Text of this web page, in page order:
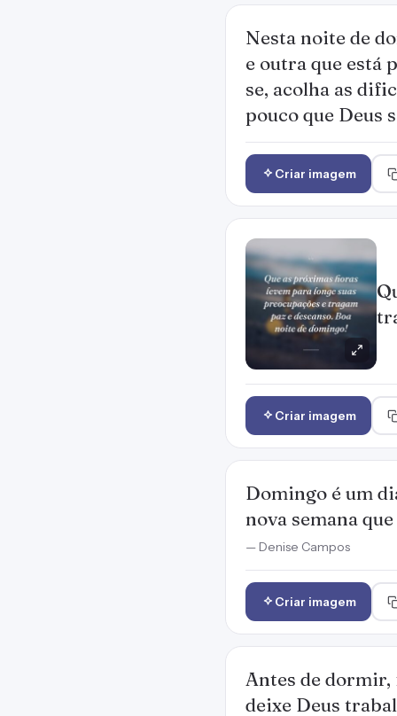
Nesta noite de
e outra que está
se, acolha as
pouco que Deus
Criar imagem
Criar imagem
Domingo é um
nova semana
— Denise Campos
Criar imagem
Antes de dormir,
deixe Deus